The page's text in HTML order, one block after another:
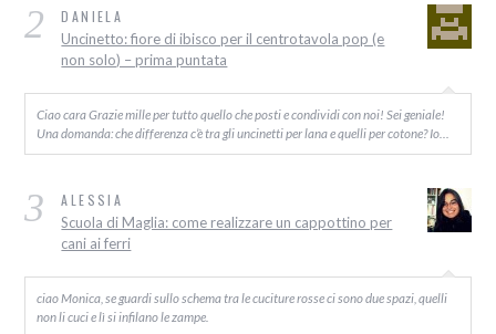
2 DANIELA
Uncinetto: fiore di ibisco per il centrotavola pop (e
non solo) – prima puntata
Ciao cara Grazie mille per tutto quello che posti e condividi con noi! Sei geniale!
Una domanda: che differenza c’è tra gli uncinetti per lana e quelli per cotone? Io…
3 ALESSIA
Scuola di Maglia: come realizzare un cappottino per
cani ai ferri
ciao Monica, se guardi sullo schema tra le cuciture rosse ci sono due spazi, quelli
non li cuci e lì si infilano le zampe.